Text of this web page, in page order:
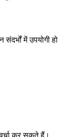
में उपयोगी हो